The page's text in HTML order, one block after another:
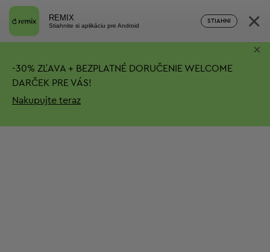
REMIX
Stiahnite si aplikáciu pre Android
STIAHNI ×
-30% ZĽAVA + BEZPLATNÉ DORUČENIE WELCOME
DARČEK PRE VÁS!
Nakupujte teraz
×